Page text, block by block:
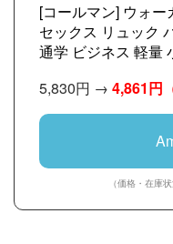
[コールマン] ウォ
セックス リュック
通学 ビジネス 軽量
5,830円 → 4,861円
（価格・在庫